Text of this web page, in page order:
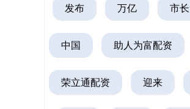
发布 万亿 市长
中国 助人为富配资
荣立通配资 迎来